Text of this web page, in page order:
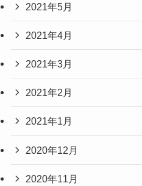
2021年5月
2021年4月
2021年3月
2021年2月
2021年1月
2020年12月
2020年11月